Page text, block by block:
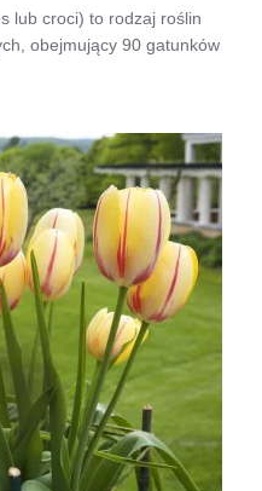
lub croci) to rodzaj roślin
obejmujący 90 gatunków